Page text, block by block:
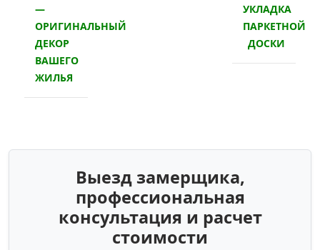
—
ОРИГИНАЛЬНЫЙ
ДЕКОР
ВАШЕГО
ЖИЛЬЯ
УКЛАДКА
ПАРКЕТНОЙ
ДОСКИ
Выезд замерщика,
профессиональная
консультация и расчет
стоимости